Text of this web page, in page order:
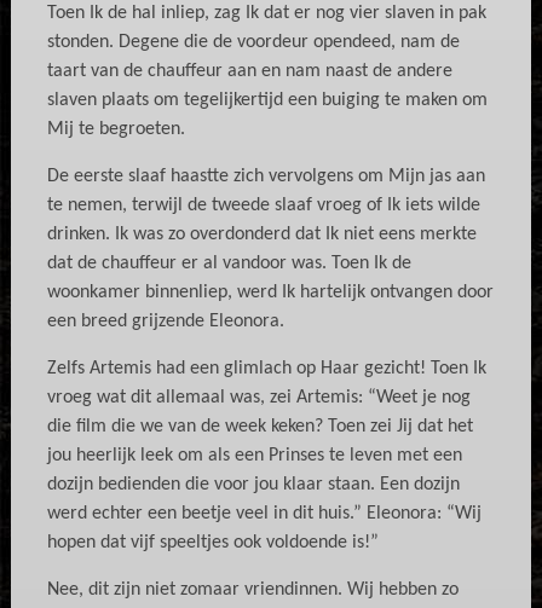
Toen Ik de hal inliep, zag Ik dat er nog vier slaven in pak
stonden. Degene die de voordeur opendeed, nam de
taart van de chauffeur aan en nam naast de andere
slaven plaats om tegelijkertijd een buiging te maken om
Mij te begroeten.
De eerste slaaf haastte zich vervolgens om Mijn jas aan
te nemen, terwijl de tweede slaaf vroeg of Ik iets wilde
drinken. Ik was zo overdonderd dat Ik niet eens merkte
dat de chauffeur er al vandoor was. Toen Ik de
woonkamer binnenliep, werd Ik hartelijk ontvangen door
een breed grijzende Eleonora.
Zelfs Artemis had een glimlach op Haar gezicht! Toen Ik
vroeg wat dit allemaal was, zei Artemis: “Weet je nog
die film die we van de week keken? Toen zei Jij dat het
jou heerlijk leek om als een Prinses te leven met een
dozijn bedienden die voor jou klaar staan. Een dozijn
werd echter een beetje veel in dit huis.” Eleonora: “Wij
hopen dat vijf speeltjes ook voldoende is!”
Nee, dit zijn niet zomaar vriendinnen. Wij hebben zo